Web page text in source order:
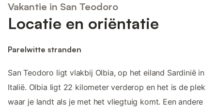
Vakantie in San Teodoro
Locatie en oriëntatie
Parelwitte stranden
San Teodoro ligt vlakbij Olbia, op het eiland Sardinië in
Italië. Olbia ligt 22 kilometer verderop en het is de plek
waar je landt als je met het vliegtuig komt. Een andere